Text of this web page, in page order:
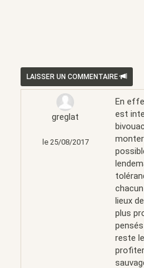
LAISSER UN COMMENTAIRE
greglat
le 25/08/2017
En
est
lieux
plus
reste